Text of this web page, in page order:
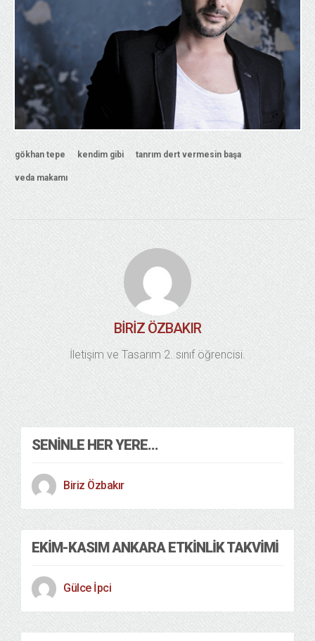
gökhan tepe kendim gibi tanrım dert vermesin başa
veda makamı
BIRIZ ÖZBAKIR
İletişim ve Tasarım 2. sınıf öğrencisi.
SENINLE HER YERE…
Biriz Özbakır
EKIM-KASIM ANKARA ETKINLIK TAKVIMI
Gülce İpci